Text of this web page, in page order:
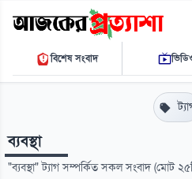
রোববার, ০৯ আগস্ট ২০২৬
০৩:১৯:৫০ পি.এম.THE DAILY
বিশেষ সংবাদ
ব্যবস্থা
"ব্যবস্থা" ট্যাগ সম্পর্কিত সকল সংবাদ (মোট